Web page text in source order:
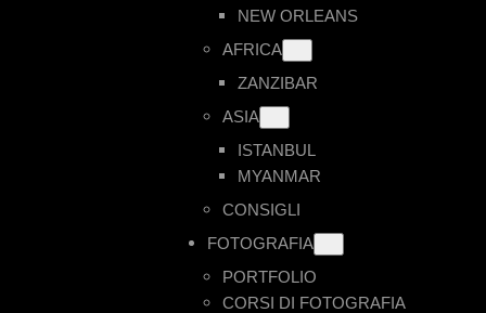
NEW ORLEANS
AFRICA
ZANZIBAR
ASIA
ISTANBUL
MYANMAR
CONSIGLI
FOTOGRAFIA
PORTFOLIO
CORSI DI FOTOGRAFIA